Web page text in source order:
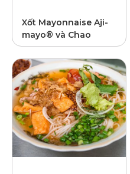
Xốt Mayonnaise Aji-
mayo® và Chao